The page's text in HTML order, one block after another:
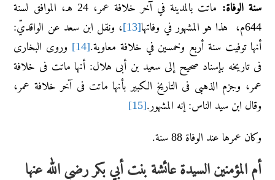
سنة الوفاة:
ماتت بالمدينة في آخر خلافة عمر، 24 هـ، الموافق لسنة
644م، هذا هو المشهور في وفاتها
[13]
، ونقل ابن سعد عن الواقديّ:
أنها توفيت سنة أربع وخمسين في خلافة معاوية.[14]
وروى البخارى
فى تاريخه بإسناد صحيح إلى سعيد بن أبى هلال: أنها ماتت فى خلافة
عمر، وجزم الذهبى فى التاريخ الكبير بأنها ماتت فى آخر خلافة عمر،
وقال ابن سيد الناس: إنه المشهور.[15]
وكان عمرها عند الوفاة 88 سنة.
أم المؤمنين السيدة عائشة بنت أبي بكر رضي الله عنها